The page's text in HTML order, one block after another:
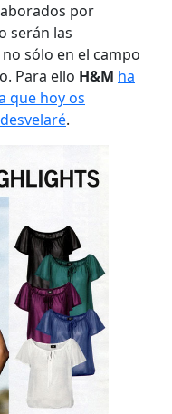
por
serán las
sólo en el campo
Para ello H&M ha
que hoy os
.